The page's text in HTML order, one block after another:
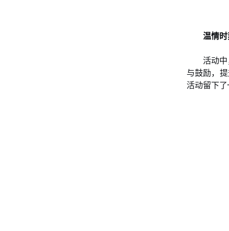
温情
活动
与鼓励，
活动留下了